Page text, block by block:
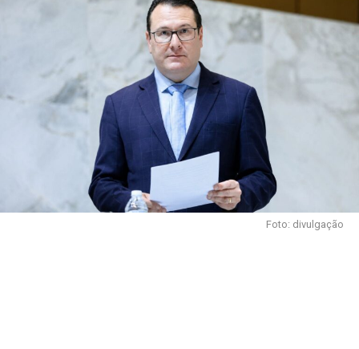
Foto: divulgação